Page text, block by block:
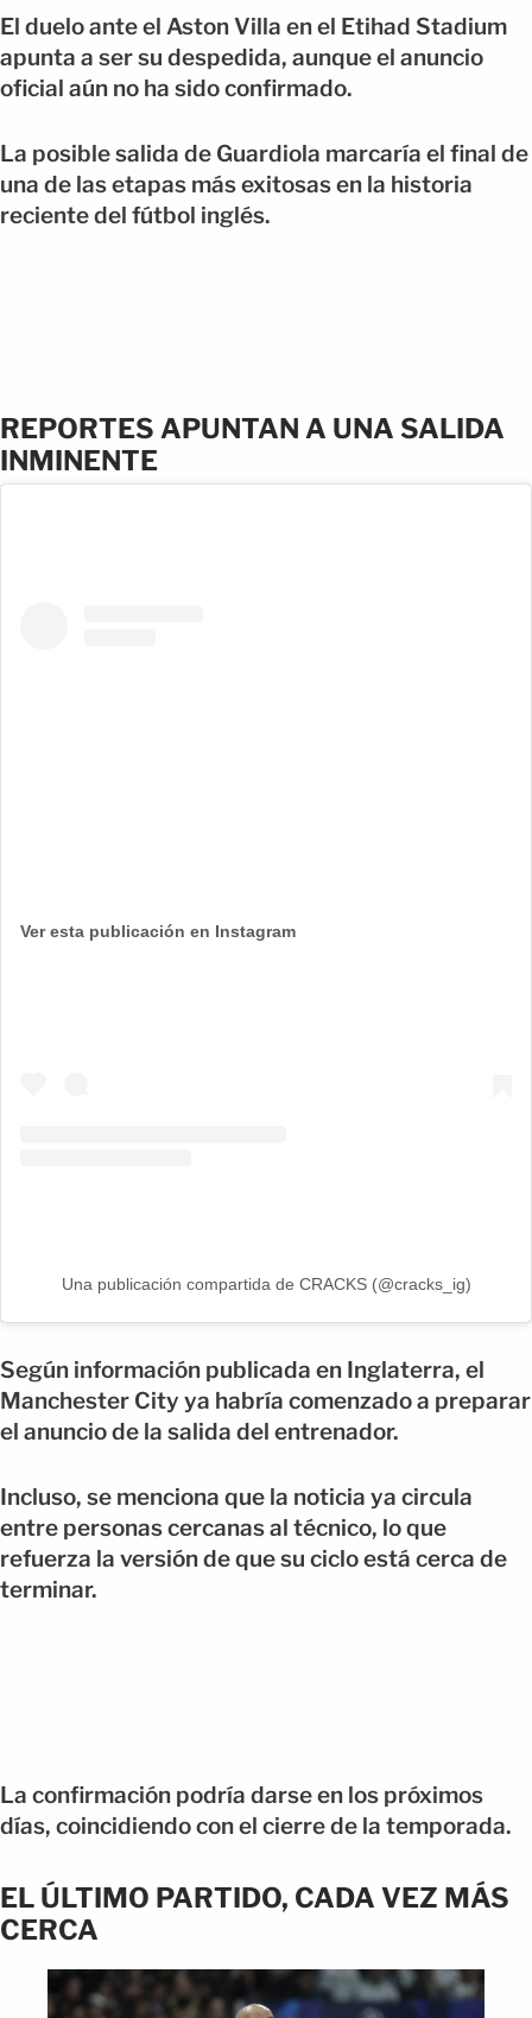
El duelo ante el Aston Villa en el Etihad Stadium
apunta a ser su despedida, aunque el anuncio
oficial aún no ha sido confirmado.
La posible salida de Guardiola marcaría el final de
una de las etapas más exitosas en la historia
reciente del fútbol inglés.
REPORTES APUNTAN A UNA SALIDA
INMINENTE
Ver esta publicación en Instagram
Una publicación compartida de CRACKS (@cracks_ig)
Según información publicada en Inglaterra, el
Manchester City ya habría comenzado a preparar
el anuncio de la salida del entrenador.
Incluso, se menciona que la noticia ya circula
entre personas cercanas al técnico, lo que
refuerza la versión de que su ciclo está cerca de
terminar.
La confirmación podría darse en los próximos
días, coincidiendo con el cierre de la temporada.
EL ÚLTIMO PARTIDO, CADA VEZ MÁS
CERCA